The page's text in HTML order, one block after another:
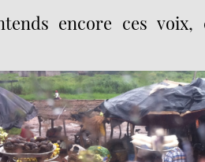
encore ces voix,